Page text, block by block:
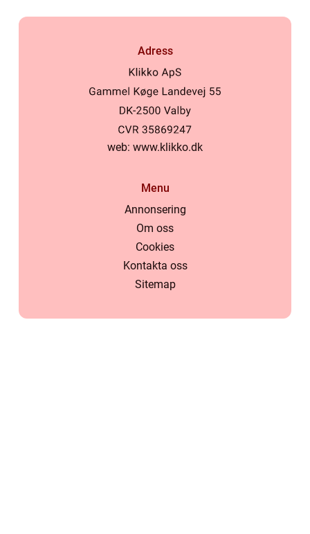
Adress
web: www.klikko.dk
Menu
Annonsering
Om oss
Cookies
Kontakta oss
Sitemap